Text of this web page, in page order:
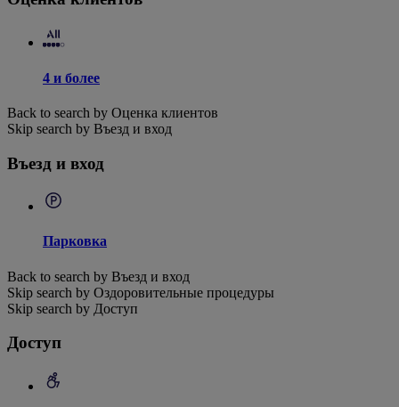
4 и более
Back to search by Оценка клиентов
Skip search by Въезд и вход
Въезд и вход
Парковка
Back to search by Въезд и вход
Skip search by Оздоровительные процедуры
Skip search by Доступ
Доступ